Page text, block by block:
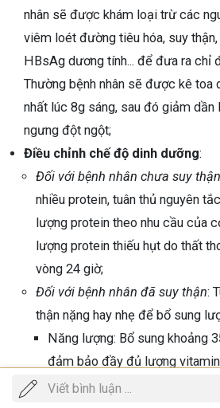
nhân sẽ được khám loại trừ các
viêm loét đường tiêu hóa, suy
HBsAg dương tính... để đưa ra chỉ
Thường bệnh nhân sẽ được kê toa
nhất lúc 8g sáng, sau đó giảm
ngưng đột ngột;
Điều chỉnh chế độ dinh dưỡng:
Đối với bệnh nhân chưa suy thận
nhiều protein, tuân thủ nguyên
lượng protein theo nhu cầu của
lượng protein thiếu hụt do thất
vòng 24 giờ;
Đối với bệnh nhân đã suy thận:
thận nặng hay nhẹ để bổ sung
Năng lượng: Bổ sung khoảng
đảm bảo đầy đủ lượng
để giảm nguy cơ suy dinh
Viết bình luận ...
Gọi